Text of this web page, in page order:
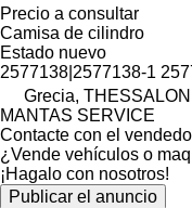
Precio a consultar
Camisa de cilindro
Estado nuevo
2577138|2577138-1
Grecia,
MANTAS SERVICE
Contacte con el
¿Vende vehículos o
¡Hagalo con nosotros!
Publicar el anuncio